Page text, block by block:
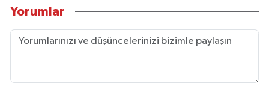
Yorumlar